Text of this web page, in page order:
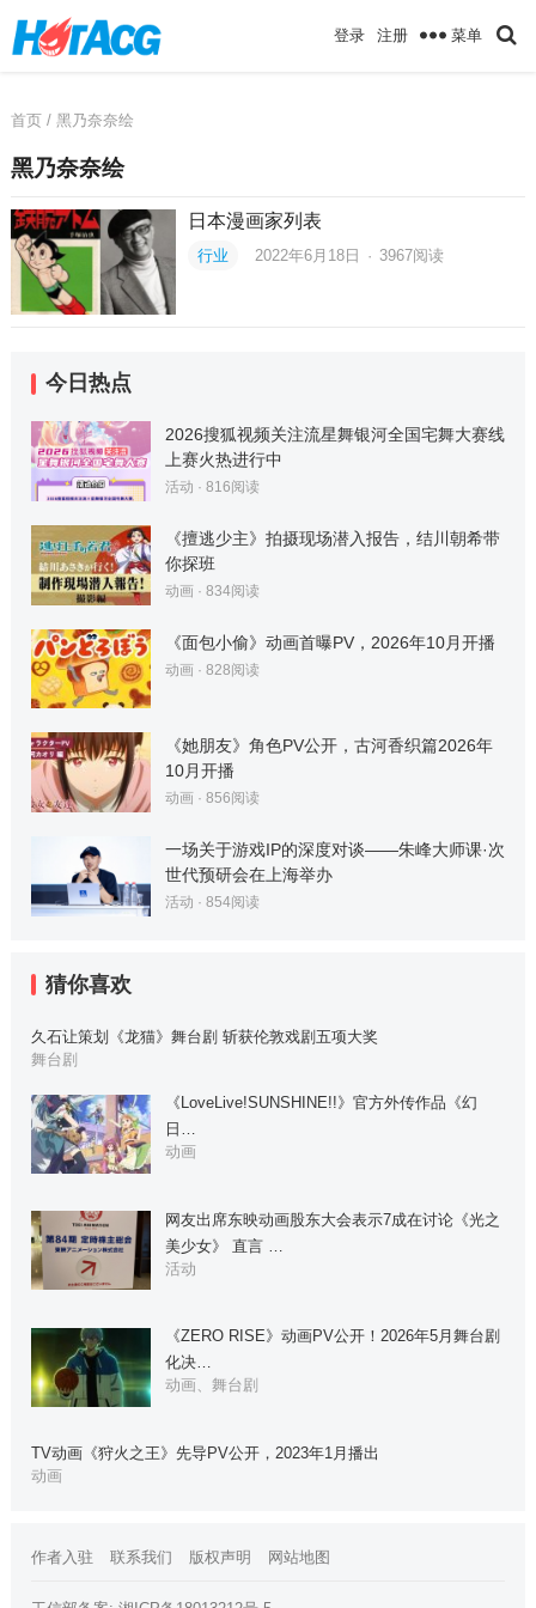
登录 注册 菜单
首页/ 黑乃奈奈绘
黑乃奈奈绘
日本漫画家列表
行业 2022年6月18日 · 3967阅读
今日热点
2026搜狐视频关注流星舞银河全国宅舞大赛线
上赛火热进行中
活动 · 816阅读
《擅逃少主》拍摄现场潜入报告，结川朝希带
你探班
动画· 834阅读
《面包小偷》动画首曝PV，2026年10月开播
动画· 828阅读
《她朋友》角色PV公开，古河香织篇2026年
10月开播
动画· 856阅读
一场关于游戏IP的深度对谈——朱峰大师课·次
世代预研会在上海举办
活动 · 854阅读
猜你喜欢
久石让策划《龙猫》舞台剧 斩获伦敦戏剧五项大奖
舞台剧
《LoveLive!SUNSHINE!!》官方外传作品《幻
日…
动画
网友出席东映动画股东大会表示7成在讨论《光之
美少女》 直言 …
活动
《ZERO RISE》动画PV公开！2026年5月舞台剧
化决…
动画、舞台剧
TV动画《狩火之王》先导PV公开，2023年1月播出
动画
作者入驻 联系我们 版权声明 网站地图